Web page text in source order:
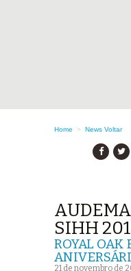
Home > News Voltar
SIHH
ROYAL OAK
21 de novembro de